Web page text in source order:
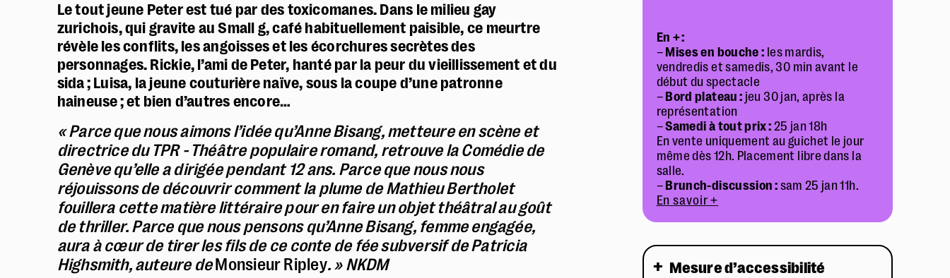
Le tout jeune Peter est tué par des toxicomanes. Dans le milieu gay
zurichois, qui gravite au Small g, café habituellement paisible, ce meurtre
révèle les conflits, les angoisses et les écorchures secrètes des
personnages. Rickie, l’ami de Peter, hanté par la peur du vieillissement et du
sida ; Luisa, la jeune couturière naïve, sous la coupe d’une patronne
haineuse ; et bien d’autres encore…
« Parce que nous aimons l’idée qu’Anne Bisang, metteure en scène et
directrice du TPR - Théâtre populaire romand, retrouve la Comédie de
Genève qu’elle a dirigée pendant 12 ans. Parce que nous nous
réjouissons de découvrir comment la plume de Mathieu Bertholet
fouillera cette matière littéraire pour en faire un objet théâtral au goût
de thriller. Parce que nous pensons qu’Anne Bisang, femme engagée,
aura à cœur de tirer les fils de ce conte de fée subversif de Patricia
Highsmith, auteure deMonsieur Ripley. » NKDM
En + :
– Mises en bouche : les mardis,
vendredis et samedis, 30 min avant le
début du spectacle
– Bord plateau : jeu 30 jan, après la
représentation
–Samedi à tout prix : 25 jan 18h
En vente uniquement au guichet le jour
même dès 12h. Placement libre dans la
salle.
– Brunch-discussion : sam 25 jan 11h.
En savoir +
Mesure d’accessibilité